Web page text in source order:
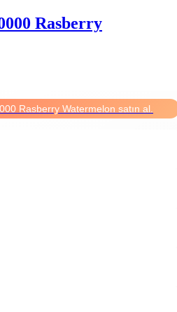
Rasberry
Rasberry Watermelon satın al.